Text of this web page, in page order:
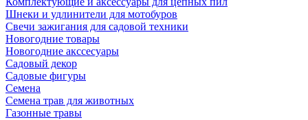
Шнеки и удлинители для мотобуров
Свечи зажигания для садовой техники
Новогодние товары
Новогодние акссесуары
Садовый декор
Садовые фигуры
Семена
Семена трав для животных
Газонные травы